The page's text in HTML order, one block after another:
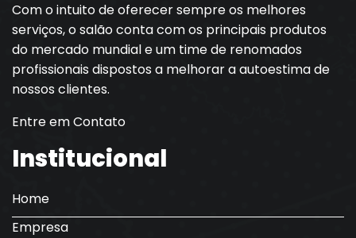
Com o intuito de oferecer sempre os melhores
serviços, o salão conta com os principais produtos
do mercado mundial e um time de renomados
profissionais dispostos a melhorar a autoestima de
nossos clientes.
Entre em Contato
Institucional
Home
Empresa